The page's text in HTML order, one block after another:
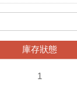
庫存狀態
1